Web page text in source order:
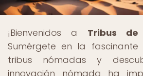
¡Bienvenidos a Tribus de
Sumérgete en la
tribus nómadas y
innovación nómada ha